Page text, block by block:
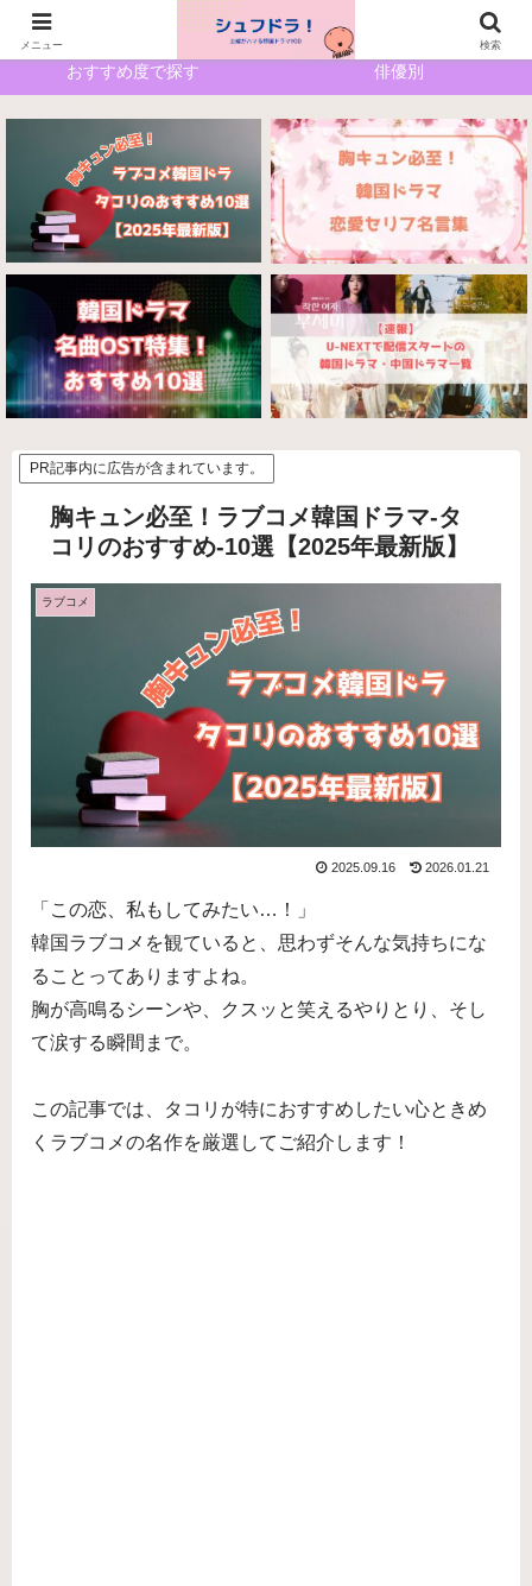
おすすめ度で探す 俳優別
PR記事内に広告が含まれています。
胸キュン必至！ラブコメ韓国ドラマ-タ
コリのおすすめ-10選【2025年最新版】
ラブコメ
2025.09.16 2026.01.21
「この恋、私もしてみたい…！」
韓国ラブコメを観ていると、思わずそんな気持ちにな
ることってありますよね。
胸が高鳴るシーンや、クスッと笑えるやりとり、そし
て涙する瞬間まで。
この記事では、タコリが特におすすめしたい心ときめ
くラブコメの名作を厳選してご紹介します！
メニュー 検索